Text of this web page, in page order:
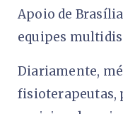
Apoio de
equipes
Diariamente,
fisioterapeutas,